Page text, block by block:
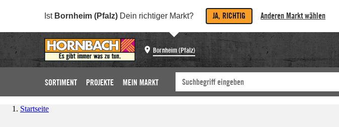
Ist Bornheim (Pfalz) Dein richtiger Markt? JA, RICHTIG Anderen Markt wählen
Bornheim (Pfalz)
SORTIMENT PROJEKTE MEIN MARKT
Startseite